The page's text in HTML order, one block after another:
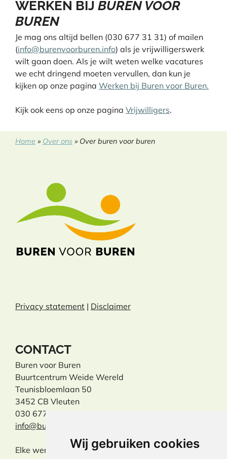
Wij gebruiken cookies
WERKEN BIJ BUREN VOOR
BUREN
Je mag ons altijd bellen (030 677 31 31) of mailen
(info@burenvoorburen.info) als je vrijwilligerswerk
wilt gaan doen. Als je wilt weten welke vacatures
we echt dringend moeten vervullen, dan kun je
kijken op onze pagina Werken bij Buren voor Buren.
Kijk ook eens op onze pagina Vrijwilligers.
Home » Over ons » Over buren voor buren
Privacy statement | Disclaimer
CONTACT
Buren voor Buren
Buurtcentrum Weide Wereld
Teunisbloemlaan 50
3452 CB Vleuten
030 677 31 31
info@burenvoorburen.info
Elke werkdag tussen 09:30